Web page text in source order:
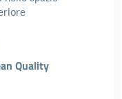
Quality